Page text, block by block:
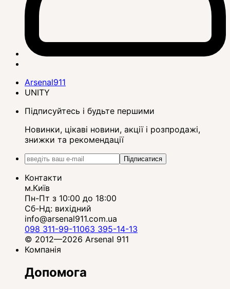
Arsenal911
UNITY
Підписуйтесь і будьте першими
Новинки, цікаві новини, акції і розпродажі,
знижки та рекомендації
Підписатися
Контакти
м.Київ
Пн-Пт з 10:00 до 18:00
Сб-Нд: вихідний
info@arsenal911.com.ua
098 311-99-11063 395-14-13
© 2012—2026 Arsenal 911
Компанія
Допомога